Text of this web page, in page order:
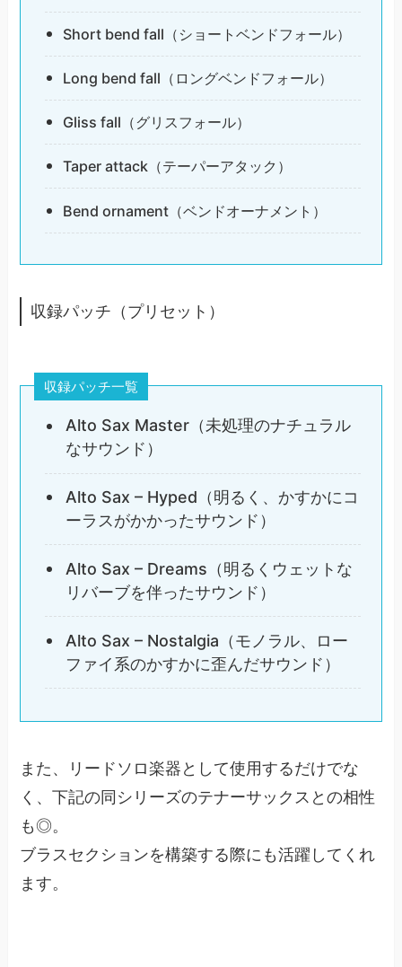
Short bend fall（ショートベンドフォール）
Long bend fall（ロングベンドフォール）
Gliss fall（グリスフォール）
Taper attack（テーパーアタック）
Bend ornament（ベンドオーナメント）
収録パッチ（プリセット）
収録パッチ一覧
Alto Sax Master（未処理のナチュラル
なサウンド）
Alto Sax – Hyped（明るく、かすかにコ
ーラスがかかったサウンド）
Alto Sax – Dreams（明るくウェットな
リバーブを伴ったサウンド）
Alto Sax – Nostalgia（モノラル、ロー
ファイ系のかすかに歪んだサウンド）
また、リードソロ楽器として使用するだけでな
く、下記の同シリーズのテナーサックスとの相性
も◎。
ブラスセクションを構築する際にも活躍してくれ
ます。